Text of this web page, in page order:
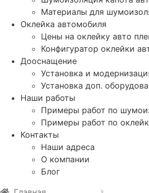
Материалы для
Оклейка автомобиля
Цены на оклейку авто
Конфигуратор оклейки
Дооснащение
Установка и
Установка доп.
Наши работы
Примеры работ по
Примеры работ по
Контакты
Наши адреса
О компании
Блог